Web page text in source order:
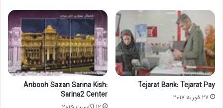
Tejarat Bank: Tejarat Pay
۲۷ فوریه ۲۰۱۷
Anbooh Sazan Sarina Kish:
Sarina2 Center